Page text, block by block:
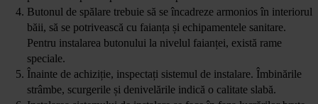
Butonul de spălare trebuie să se încadreze armonios în interiorul
băii, să se potrivească cu faianța și echipamentele sanitare.
Pentru instalarea butonului la nivelul faianței, există rame
speciale.
Înainte de achiziție, inspectați sistemul de instalare. Îmbinările
strâmbe, scurgerile și denivelările indică o calitate slabă.